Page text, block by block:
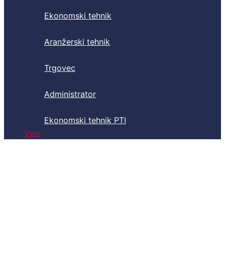
Ekonomski tehnik
Aranžerski tehnik
Trgovec
Administrator
Ekonomski tehnik PTI
Vpis